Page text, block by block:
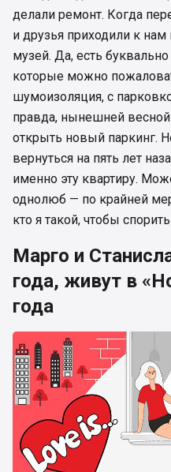
делали ремонт. Когда
и друзья приходили к нам
музей. Да, есть
которые можно
шумоизоляция, с
правда, нынешней
открыть новый паркинг.
вернуться на пять лет
именно эту квартиру.
однолюб — по крайней
кто я такой, чтобы
Марго и
года, живут в
года